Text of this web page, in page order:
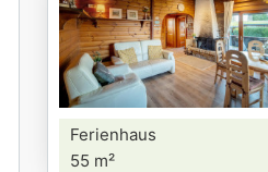
Ferienhaus
55 m²